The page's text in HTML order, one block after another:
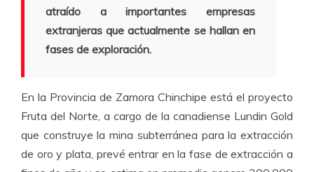
atraído a importantes empresas
extranjeras que actualmente se hallan en
fases de exploración.
En la Provincia de Zamora Chinchipe está el proyecto
Fruta del Norte, a cargo de la canadiense Lundin Gold
que construye la mina subterránea para la extracción
de oro y plata, prevé entrar en la fase de extracción a